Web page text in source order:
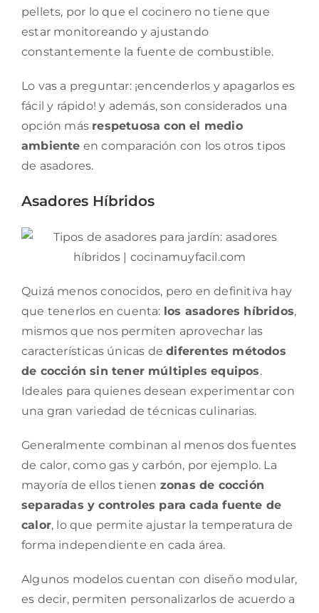
pellets, por lo que el cocinero no tiene que
estar monitoreando y ajustando
constantemente la fuente de combustible.
Lo vas a preguntar: ¡encenderlos y apagarlos es
fácil y rápido! y además, son considerados una
opción más respetuosa con el medio
ambiente en comparación con los otros tipos
de asadores.
Asadores Híbridos
Quizá menos conocidos, pero en definitiva hay
que tenerlos en cuenta: los asadores híbridos,
mismos que nos permiten aprovechar las
características únicas dediferentes métodos
de cocción sin tener múltiples equipos.
Ideales para quienes desean experimentar con
una gran variedad de técnicas culinarias.
Generalmente combinan al menos dos fuentes
de calor, como gas y carbón, por ejemplo. La
mayoría de ellos tienen zonas de cocción
separadas y controles para cada fuente de
calor, lo que permite ajustar la temperatura de
forma independiente en cada área.
Algunos modelos cuentan con diseño modular,
es decir, permiten personalizarlos de acuerdo a